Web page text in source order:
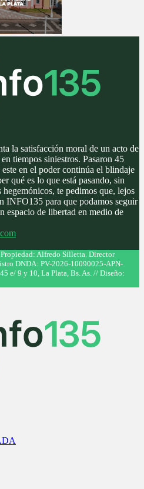
la satisfacción moral de un acto de
tiempos siniestros. Pasaron 45
en el poder continúa el blindaje
qué es lo que está pasando, sin
te pedimos que, lejos
INFO135 para que podamos seguir
espacio de libertad en medio de
Alfredo Silletta. Director
DNDA: PV-2026-10090025-APN-
e/ 9 y 10, La Plata, Bs. As. // Diseño: